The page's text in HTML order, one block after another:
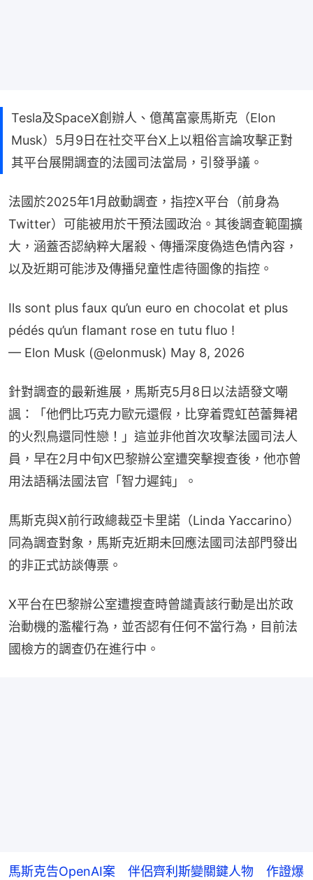
Tesla及SpaceX創辦人、億萬富豪馬斯克（Elon
Musk）5月9日在社交平台X上以粗俗言論攻擊正對
其平台展開調查的法國司法當局，引發爭議。
法國於2025年1月啟動調查，指控X平台（前身為
Twitter）可能被用於干預法國政治。其後調查範圍擴
大，涵蓋否認納粹大屠殺、傳播深度偽造色情內容，
以及近期可能涉及傳播兒童性虐待圖像的指控。
Ils sont plus faux qu’un euro en chocolat et plus
pédés qu’un flamant rose en tutu fluo !
— Elon Musk (@elonmusk) May 8, 2026
針對調查的最新進展，馬斯克5月8日以法語發文嘲
諷：「他們比巧克力歐元還假，比穿着霓虹芭蕾舞裙
的火烈鳥還同性戀！」這並非他首次攻擊法國司法人
員，早在2月中旬X巴黎辦公室遭突擊搜查後，他亦曾
用法語稱法國法官「智力遲鈍」。
馬斯克與X前行政總裁亞卡里諾（Linda Yaccarino）
同為調查對象，馬斯克近期未回應法國司法部門發出
的非正式訪談傳票。
X平台在巴黎辦公室遭搜查時曾譴責該行動是出於政
治動機的濫權行為，並否認有任何不當行為，目前法
國檢方的調查仍在進行中。
馬斯克告OpenAI案 伴侶齊利斯變關鍵人物 作證爆